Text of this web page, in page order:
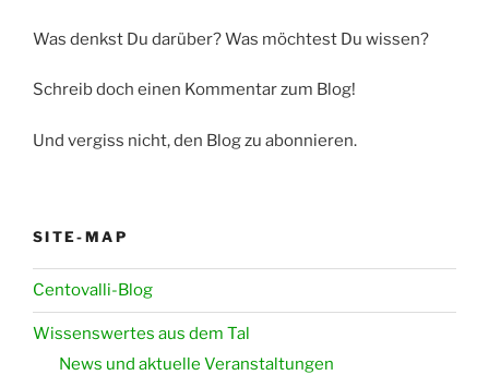
Was denkst Du darüber? Was möchtest Du wissen?
Schreib doch einen Kommentar zum Blog!
Und vergiss nicht, den Blog zu abonnieren.
SITE-MAP
Centovalli-Blog
Wissenswertes aus dem Tal
News und aktuelle Veranstaltungen